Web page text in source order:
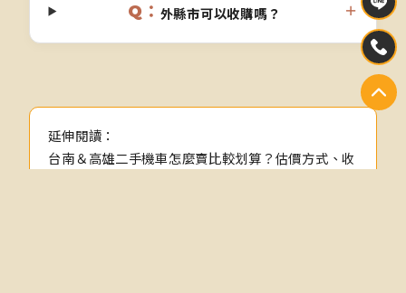
Q： 外縣市可以收購嗎？ ＋
延伸閱讀：
台南＆高雄二手機車怎麼賣比較划算？估價方式、收